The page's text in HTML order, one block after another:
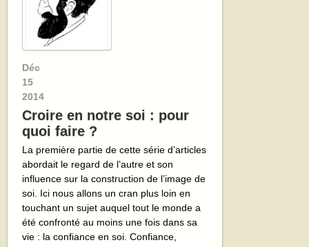
Déc
15
2014
Croire en notre soi : pour
quoi faire ?
La première partie de cette série d’articles
abordait le regard de l’autre et son
influence sur la construction de l’image de
soi. Ici nous allons un cran plus loin en
touchant un sujet auquel tout le monde a
été confronté au moins une fois dans sa
vie : la confiance en soi. Confiance,